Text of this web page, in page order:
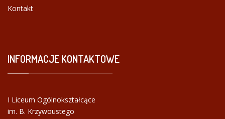
Kontakt
INFORMACJEKONTAKTOWE
I Liceum Ogólnokształcące
im. B. Krzywoustego